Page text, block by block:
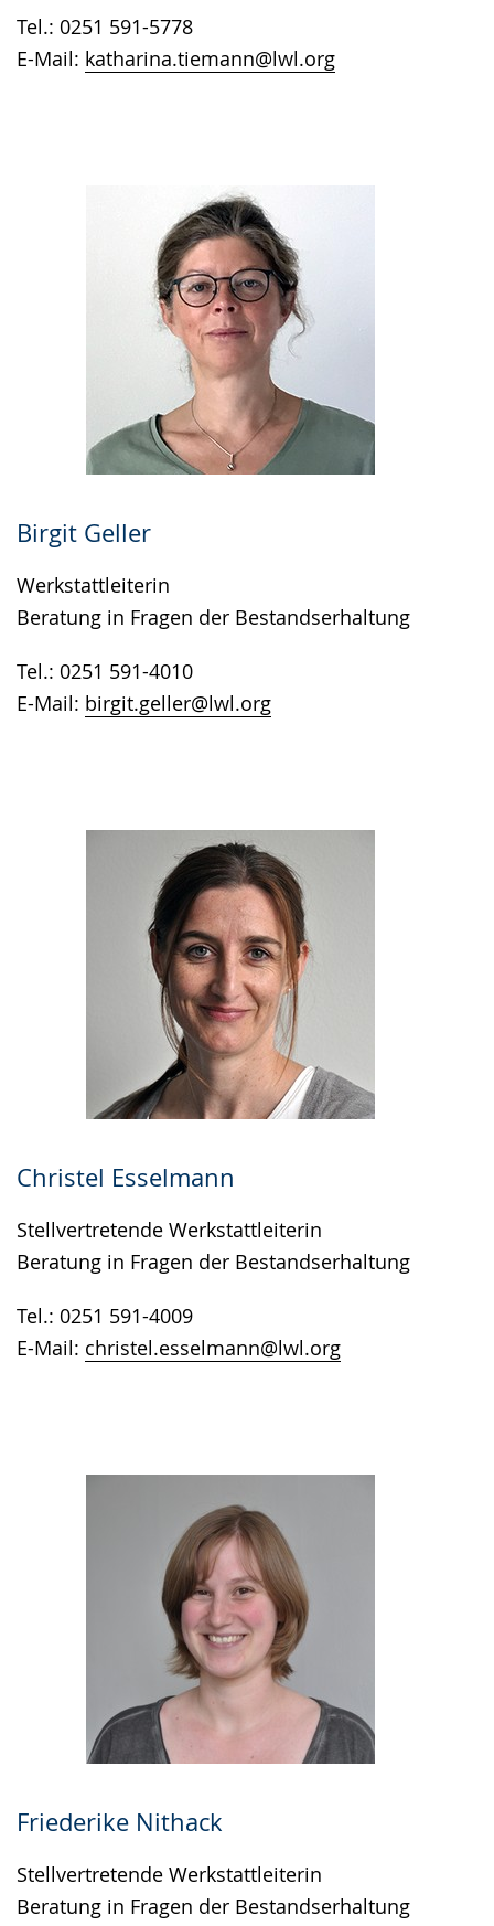
Tel.: 0251 591-5778
E-Mail: katharina.tiemann@lwl.org
Birgit Geller
Werkstattleiterin
Beratung in Fragen der Bestandserhaltung
Tel.: 0251 591-4010
E-Mail: birgit.geller@lwl.org
Christel Esselmann
Stellvertretende Werkstattleiterin
Beratung in Fragen der Bestandserhaltung
Tel.: 0251 591-4009
E-Mail: christel.esselmann@lwl.org
Friederike Nithack
Stellvertretende Werkstattleiterin
Beratung in Fragen der Bestandserhaltung